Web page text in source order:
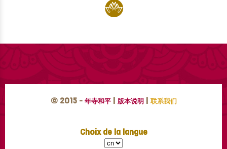
© 2015 - 年寺和平 | 版本说明 | 联系我们
Choix de la langue